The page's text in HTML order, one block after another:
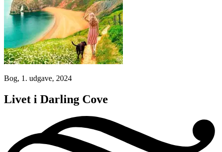
Bog, 1. udgave, 2024
Livet i Darling Cove